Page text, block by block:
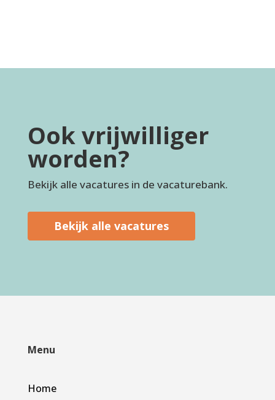
Ook vrijwilliger
worden?
Bekijk alle vacatures in de vacaturebank.
Bekijk alle vacatures
Menu
Home